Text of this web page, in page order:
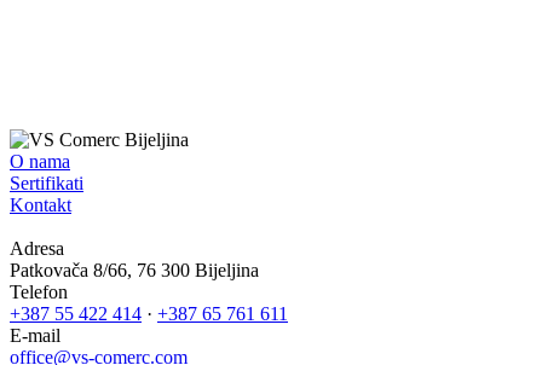
O nama
Sertifikati
Kontakt
Adresa
Patkovača 8/66, 76 300 Bijeljina
Telefon
+387 55 422 414 · +387 65 761 611
E-mail
office@vs-comerc.com